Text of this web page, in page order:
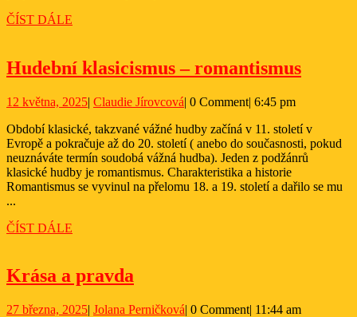
ČÍST DÁLE
Hudební klasicismus – romantismus
12 května, 202512
2025
| Claudie JírovcováClaudie
| 0 Comment| 6:45 pm
Období klasické, takzvané vážné hudby začíná v 11. století v
Evropě a pokračuje až do 20. století ( anebo do současnosti, pokud
neuznáváte termín soudobá vážná hudba). Jeden z podžánrů
klasické hudby je romantismus. Charakteristika a historie
Romantismus se vyvinul na přelomu 18. a 19. století a dařilo se mu
...
ČÍST DÁLE
Krása a pravda
27 března, 202527
| Jolana PerničkováJolana
| 0 Comment| 11:44 am